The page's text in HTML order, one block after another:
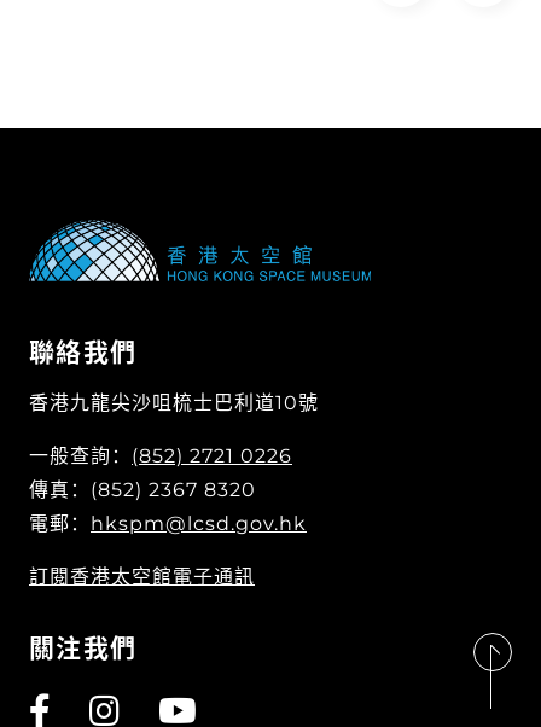
聯絡我們
香港九龍尖沙咀梳士巴利道10號
一般查詢： (852) 2721 0226
傳真：(852) 2367 8320
電郵： hkspm@lcsd.gov.hk
訂閱香港太空館電子通訊
關注我們